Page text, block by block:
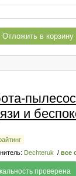
Отложить в корзину
и
Dechteruk / все
проверена